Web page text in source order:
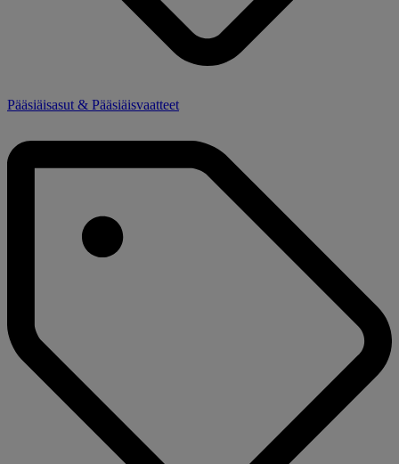
Pääsiäisasut & Pääsiäisvaatteet